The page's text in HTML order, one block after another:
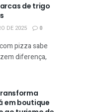
de trigo
DE 2025 0
pizza sabe
diferença,
em boutique